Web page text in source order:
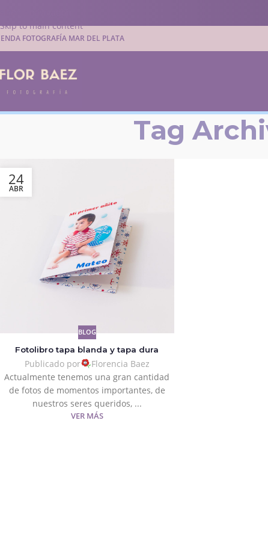
Skip to main content
FOTOGRAFÍA MAR DEL PLATA
Tag
24
ABR
BLOG
Fotolibro tapa blanda y tapa dura
Publicado por
Florencia Baez
Actualmente tenemos una gran cantidad
de fotos de momentos importantes, de
nuestros seres queridos, ...
VER MÁS